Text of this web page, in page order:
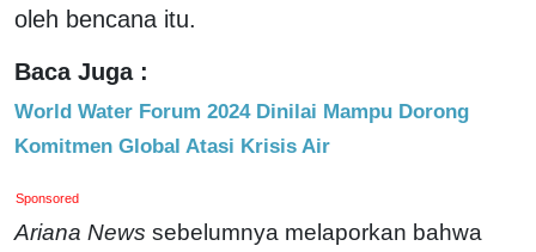
oleh bencana itu.
Baca Juga :
World Water Forum 2024 Dinilai Mampu Dorong
Komitmen Global Atasi Krisis Air
Sponsored
Ariana News sebelumnya melaporkan bahwa